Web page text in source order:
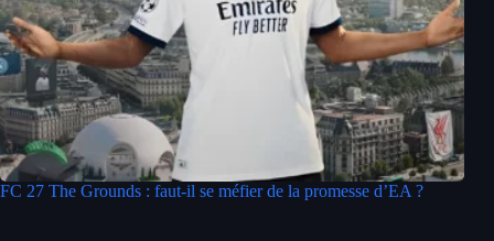
FC 27 The Grounds : faut-il se méfier de la promesse d’EA ?